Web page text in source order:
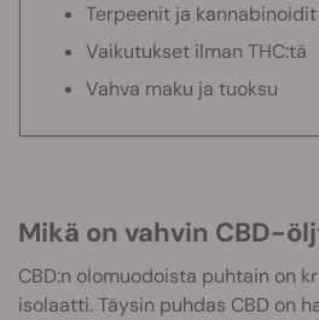
Terpeenit ja kannabinoidit
Vaikutukset ilman THC:tä
Vahva maku ja tuoksu
Mikä on vahvin CBD-
CBD:n olomuodoista puhtain on
isolaatti. Täysin puhdas CBD on